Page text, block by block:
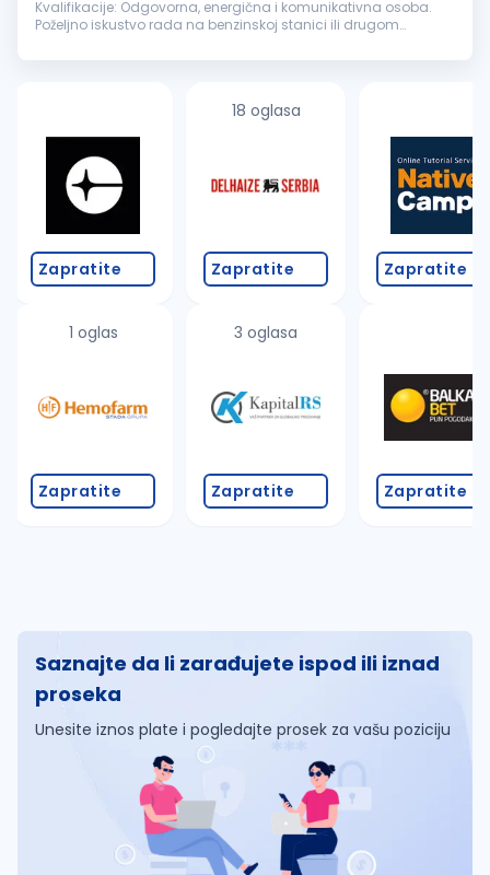
Kvalifikacije: Odgovorna, energična i komunikativna osoba.
Poželjno iskustvo rada na benzinskoj stanici ili drugom
napredovanja, rad...
Zapratite
1 oglas
Zapratite
18 oglasa
Zapratite
3 oglasa
Zapratite
Zapratite
Zapratite
Saznajte da li zarađujete ispod ili iznad
proseka
Unesite iznos plate i pogledajte prosek za vašu poziciju